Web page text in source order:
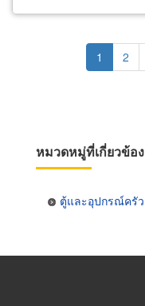
Pagination Current
page
1 Page
2
หมวดหมู่ที่เกี่ยวข้อง
ตู้และอุปกรณ์ครัว